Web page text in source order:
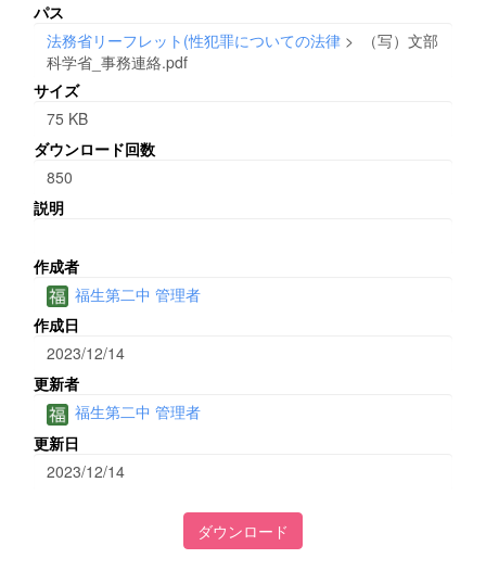
パス
法務省リーフレット(性犯罪についての法律 >
（写）文部
科学省_事務連絡.pdf
サイズ
75 KB
ダウンロード回数
850
説明
作成者
福生第二中 管理者
作成日
2023/12/14
更新者
福生第二中 管理者
更新日
2023/12/14
ダウンロード